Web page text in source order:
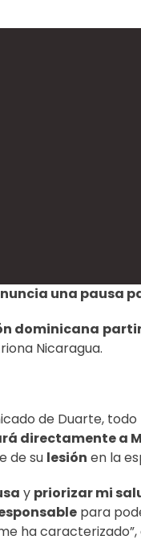
una pausa
dominicana
Nicaragua.
de Duarte,
directamente a
de su lesión en la
y priorizar mi
para
ha caracterizado”,